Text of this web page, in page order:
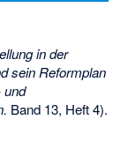
in der
sein Reformplan
und
Band 13, Heft 4).